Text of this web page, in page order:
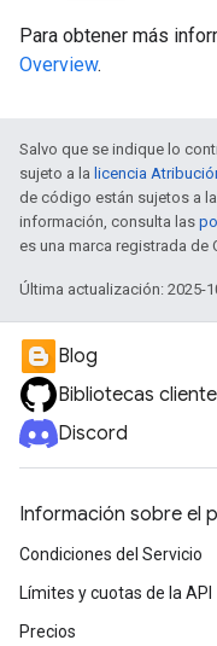
Para obtener más
Overview.
Salvo que se indique lo
sujeto a la licencia
de código están sujetos a la
información, consulta las
es una marca registrada de
Última actualización: 2025-
Blog
Bibliotecas cliente
Discord
Información sobre el
Condiciones del Servicio
Límites y cuotas de la API
Precios